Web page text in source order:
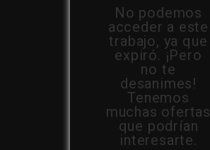
No podemos
acceder a este
trabajo, ya que
expiró. ¡Pero
no te
desanimes!
Tenemos
muchas ofertas
que podrían
interesarte.